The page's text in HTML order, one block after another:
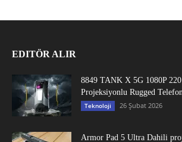
EDITÖR ALIR
8849 TANK X 5G 1080P
Projeksiyonlu Rugged
Teknoloji 26 Şubat 2026
Armor Pad 5 Ultra Dahili